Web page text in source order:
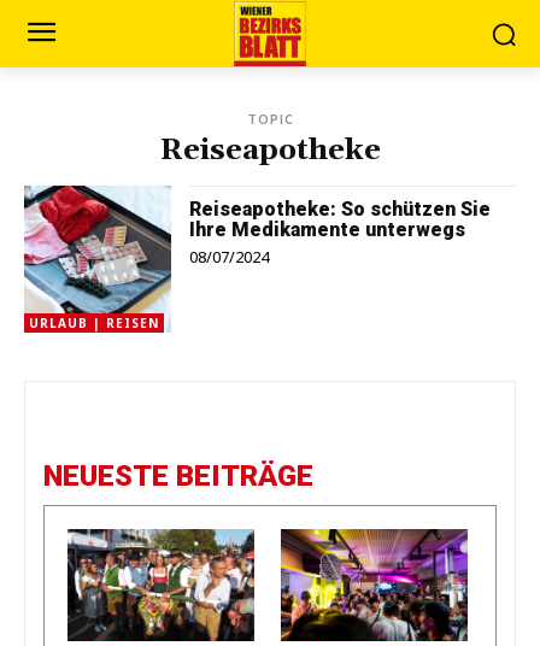
TOPIC
Reiseapotheke
URLAUB | REISEN
Reiseapotheke: So schützen Sie
Ihre Medikamente unterwegs
08/07/2024
NEUESTE BEITRÄGE